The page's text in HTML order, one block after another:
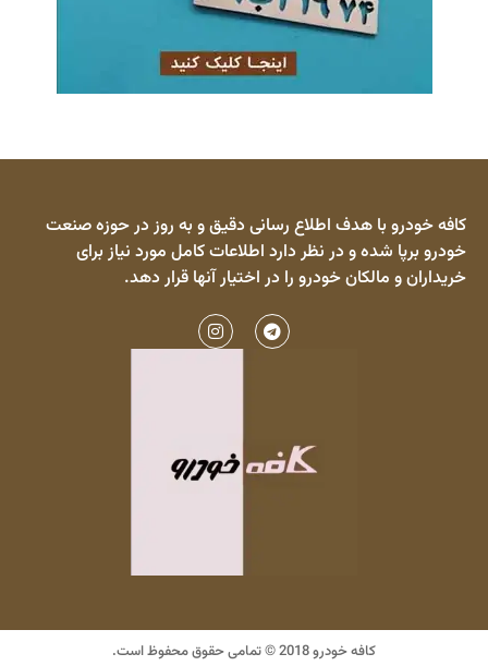
کافه خودرو با هدف اطلاع رسانی دقیق و به روز در حوزه صنعت
خودرو برپا شده و در نظر دارد اطلاعات کامل مورد نیاز برای
خریداران و مالکان خودرو را در اختیار آنها قرار دهد.
کافه خودرو 2018 © تمامی حقوق محفوظ است.